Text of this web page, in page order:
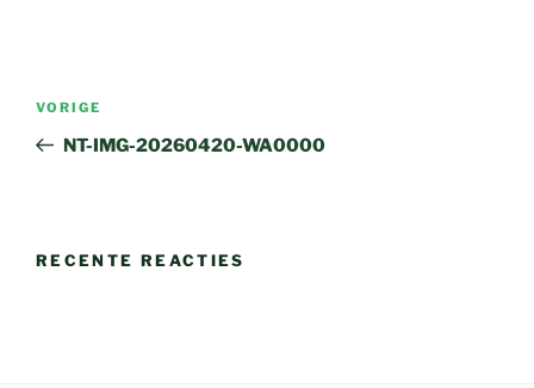
Bericht
Vorig
bericht
VORIGE
NT-IMG-20260420-WA0000
RECENTE REACTIES